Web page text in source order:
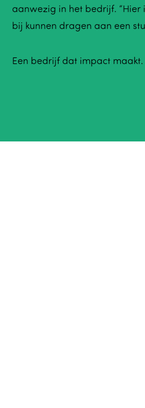
aanwezig in het bedrijf.
bij kunnen dragen aan een
Een bedrijf dat impact